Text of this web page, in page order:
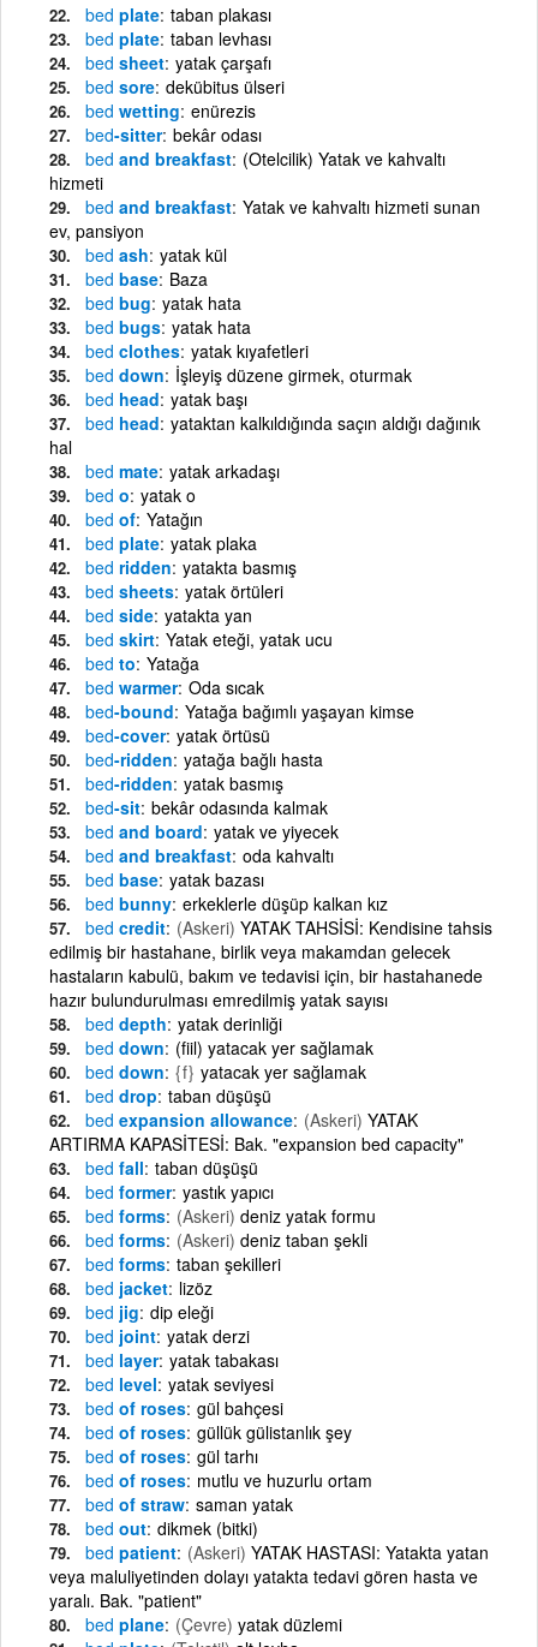
bed plate taban plakası
bed plate taban levhası
bed sheet yatak çarşafı
bed sore dekübitus ülseri
bed wetting enürezis
bed-sitter bekâr odası
bed and breakfast (Otelcilik) Yatak ve kahvaltı
hizmeti
bed and breakfast Yatak ve kahvaltı hizmeti sunan
ev, pansiyon
bed ash yatak kül
bed base Baza
bed bug yatak hata
bed bugs yatak hata
bed clothes yatak kıyafetleri
bed down İşleyiş düzene girmek, oturmak
bed head yatak başı
bed head yataktan kalkıldığında saçın aldığı dağınık
hal
bed mate yatak arkadaşı
bed o yatak o
bed of Yatağın
bed plate yatak plaka
bed ridden yatakta basmış
bed sheets yatak örtüleri
bed side yatakta yan
bed skirt Yatak eteği, yatak ucu
bed to Yatağa
bed warmer Oda sıcak
bed-bound Yatağa bağımlı yaşayan kimse
bed-cover yatak örtüsü
bed-ridden yatağa bağlı hasta
bed-ridden yatak basmış
bed-sit bekâr odasında kalmak
bed and board yatak ve yiyecek
bed and breakfast oda kahvaltı
bed base yatak bazası
bed bunny erkeklerle düşüp kalkan kız
bed credit (Askeri) YATAK TAHSİSİ: Kendisine tahsis
edilmiş bir hastahane, birlik veya makamdan gelecek
hastaların kabulü, bakım ve tedavisi için, bir hastahanede
hazır bulundurulması emredilmiş yatak sayısı
bed depth yatak derinliği
bed down (fiil) yatacak yer sağlamak
bed down {f} yatacak yer sağlamak
bed drop taban düşüşü
bed expansion allowance (Askeri) YATAK
ARTIRMA KAPASİTESİ: Bak. "expansion bed capacity"
bed fall taban düşüşü
bed former yastık yapıcı
bed forms (Askeri) deniz yatak formu
bed forms (Askeri) deniz taban şekli
bed forms taban şekilleri
bed jacket lizöz
bed jig dip eleği
bed joint yatak derzi
bed layer yatak tabakası
bed level yatak seviyesi
bed of roses gül bahçesi
bed of roses güllük gülistanlık şey
bed of roses gül tarhı
bed of roses mutlu ve huzurlu ortam
bed of straw saman yatak
bed out dikmek (bitki)
bed patient (Askeri) YATAK HASTASI: Yatakta yatan
veya maluliyetinden dolayı yatakta tedavi gören hasta ve
yaralı. Bak. "patient"
bed plane (Çevre) yatak düzlemi